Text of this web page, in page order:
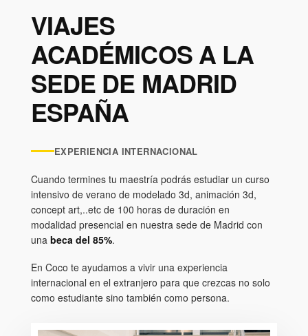
VIAJES
ACADÉMICOS A LA
SEDE DE MADRID
ESPAÑA
EXPERIENCIA INTERNACIONAL
Cuando termines tu maestría podrás estudiar un curso
intensivo de verano de modelado 3d, animación 3d,
concept art,..etc de 100 horas de duración en
modalidad presencial en nuestra sede de Madrid con
una beca del 85%.
En Coco te ayudamos a vivir una experiencia
internacional en el extranjero para que crezcas no solo
como estudiante sino también como persona.